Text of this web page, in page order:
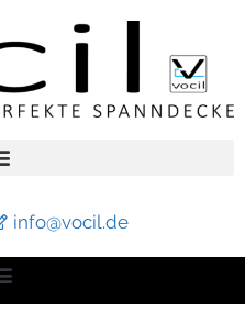
info@vocil.de